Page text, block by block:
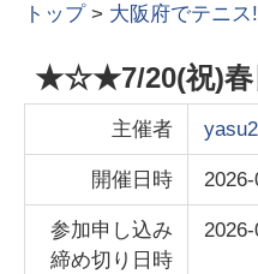
トップ > 大阪府でテニス!
★☆★7/20(祝)春
主催者
開催日時
参加申し込み
締め切り日時